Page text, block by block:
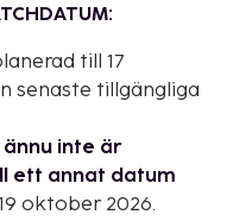
till 17
senaste tillgängliga
inte är
ett annat datum
oktober 2026.